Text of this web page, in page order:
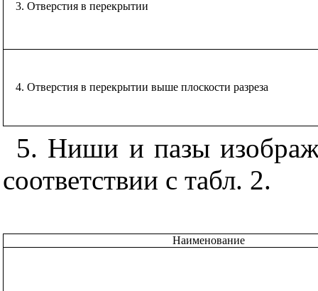
3. Отверстия в перекрытии
4. Отверстия в перекрытии выше плоскости разреза
5. Ниши и пазы
соответствии с табл. 2.
Наименование